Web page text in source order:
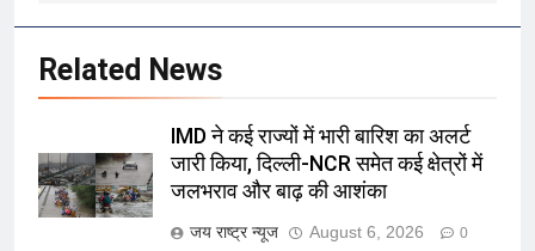
Related News
IMD ने कई राज्यों में भारी बारिश का अलर्ट
जारी किया, दिल्ली-NCR समेत कई क्षेत्रों में
जलभराव और बाढ़ की आशंका
जय राष्ट्र न्यूज August 6, 2026 0